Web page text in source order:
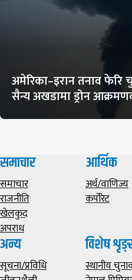
अमेरिका–इरान तनाव फेरि
सैन्य अखडामा ड्रोन
समाचार
समाचार
राजनीति
खेलकुद
अपराध
आर्थिक
अर्थ/वाणिज्य
कर्पोरेट
अन्य
सूचना/प्रविधि
विशेष
स्थानीय